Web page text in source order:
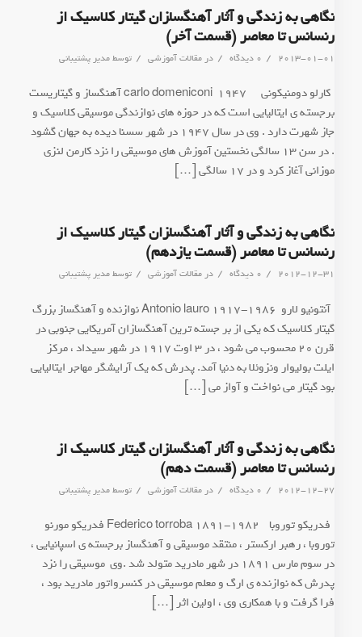
نگاهی به زندگی و آثار آهنگسا‍زان گیتار کلاسیک از
رنسانس تا معاصر (قسمت آخر)
2013-01-01
/ 0 دیدگاه / در مقالات آموزشی / توسطمدیر پشتیبانی
*کارلو دومنیکونی carlo domeniconi 1947 آهنگساز و گیتاریست
برجسته ی ایتالیایی است که در حوزه های نوازندگی موسیقی کلاسیک و
جاز شهرت دارد . وی در سال 1947 در شهر سسنا دیده به جهان گشود
. در سن 13 سالگی نخستین آموزش های موسیقی را نزد کارمن لنزی
موزانی آغاز کرد و در 17 سالگی […]
نگاهی به زندگی و آثار آهنگسا‍زان گیتار کلاسیک از
رنسانس تا معاصر (قسمت یازدهم)
2012-12-31
/ 0 دیدگاه / در مقالات آموزشی / توسطمدیر پشتیبانی
*آنتونیو لارو Antonio lauro 1917-1986 نوازنده و آهنگساز بزرگ
گیتار کلاسیک که یکی از بر جسته ترین آهنگسازان آمریکایی جنوبی در
قرن 20 محسوب می شود ، در 3 اوت 1917 در شهر سیداد ، مرکز
ایلت بولیوار ونزوئلا به دنیا آمد. پدرش که یک آرایشگر مهاجر ایتالیایی
بود گیتار می نواخت و آواز می […]
نگاهی به زندگی و آثار آهنگسا‍زان گیتار کلاسیک از
رنسانس تا معاصر (قسمت دهم)
2012-12-27
/ 0 دیدگاه / در مقالات آموزشی / توسطمدیر پشتیبانی
*فدریکو توروبا Federico torroba 1891-1982 فدریکو مورنو
توروبا ، رهبر ارکستر ، منتقد موسیقی و آهنگساز برجسته ی اسپانیایی ،
در سوم مارس 1891 در شهر مادرید متولد شد .وی موسیقی را نزد
پدرش که نوازنده ی ارگ و معلم موسیقی در کنسرواتور مادرید بود ،
فرا گرفت و با همکاری وی ، اولین اثر […]